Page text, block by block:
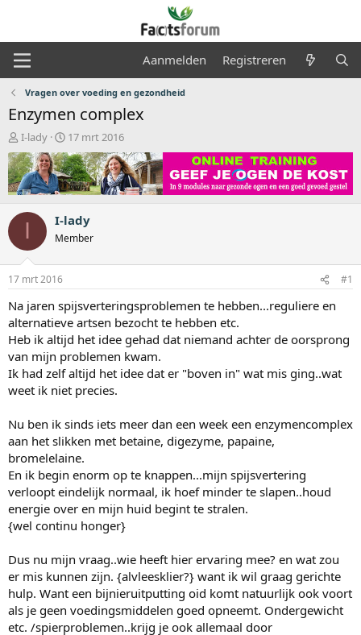
Aanmelden Registreren
Vragen over voeding en gezondheid
Enzymen complex
O
n
d
e
r
w
p
s
t
r
t
e
r
I-lady
S
t
a
r
t
a
t
m
17 mrt 2016
I I-lady
Member
17 mrt 2016 #1
Na jaren spijsverteringsproblemen te hebben...reguliere en
alternatieve artsen bezocht te hebben etc.
Heb ik altijd het idee gehad dat niemand achter de oorsprong
van mijn problemen kwam.
Ik had zelf altijd het idee dat er "boven in" wat mis ging..wat
weet ik niet precies.
Nu ben ik sinds iets meer dan een week een enzymencomplex
aan het slikken met betaine, digezyme, papaine,
bromelelaine.
En ik begin enorm op te knappen...mijn spijsvertering
verloopt eindelijk normaal, ik hoef minder te slapen..houd
energie over en mijn huid begint te stralen.
{wel continu honger}
Dus nu mijn vraag..wie heeft hier ervaring mee? en wat zou
er mis kunnen zijn. {alvleesklier?} want ik wil graag gerichte
hulp. Want een bijnieruitputting oid komt natuurlijk ook voort
als je geen voedingsmiddelen goed opneemt. Ondergewicht
etc. /spierproblemen..krijg je ook allemaal door